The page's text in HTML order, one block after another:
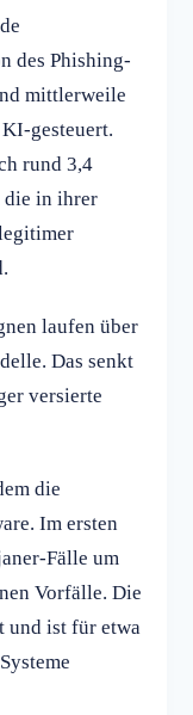
des Phishing-
mittlerweile
gesteuert.
rund 3,4
die in ihrer
laufen über
Das senkt
versierte
die
Im ersten
Fälle um
Vorfälle. Die
und ist für etwa